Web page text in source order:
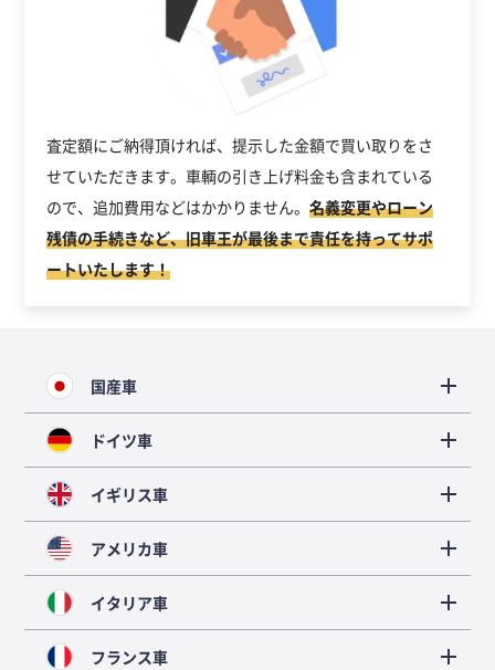
査定額にご納得頂ければ、提示した金額で買い取りをさ
せていただきます。車輌の引き上げ料金も含まれている
ので、追加費用などはかかりません。名義変更やローン
残債の手続きなど、旧車王が最後まで責任を持ってサポ
ートいたします！
国産車
ドイツ車
イギリス車
アメリカ車
イタリア車
フランス車